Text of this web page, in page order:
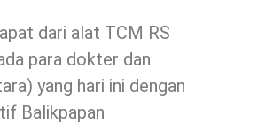
dari alat TCM RS
para dokter dan
yang hari ini dengan
Balikpapan